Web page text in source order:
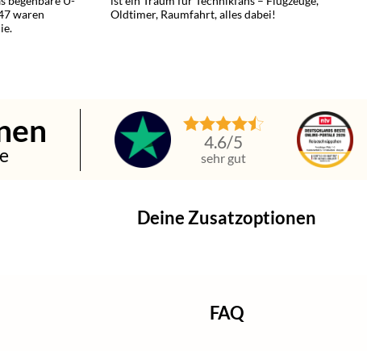
waren
Oldtimer, Raumfahrt, alles dabei!
4.6/5
sehr gut
Deine Zusatzoptionen
FAQ